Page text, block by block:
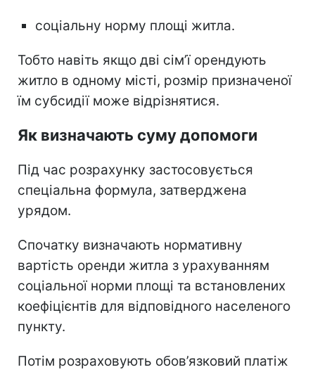
соціальну норму площі житла.
Тобто навіть якщо дві сім’ї орендують
житло в одному місті, розмір призначеної
їм субсидії може відрізнятися.
Як визначають суму допомоги
Під час розрахунку застосовується
спеціальна формула, затверджена
урядом.
Спочатку визначають нормативну
вартість оренди житла з урахуванням
соціальної норми площі та встановлених
коефіцієнтів для відповідного населеного
пункту.
Потім розраховують обов’язковий платіж